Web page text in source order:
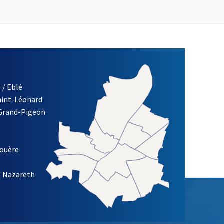
D'INFORMATION DE LA VILLE D'ANGERS
/ Eblé
Léonard
Pigeon
Nazareth